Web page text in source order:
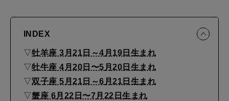
CULTURE
自分を耕す
e
INDEX
▽牡羊座 3月21日～4月19日生まれ
▽牡牛座 4月20日〜5月20日生まれ
▽双子座 5月21日～6月21日生まれ
▽蟹座 6月22日〜7月22日生まれ